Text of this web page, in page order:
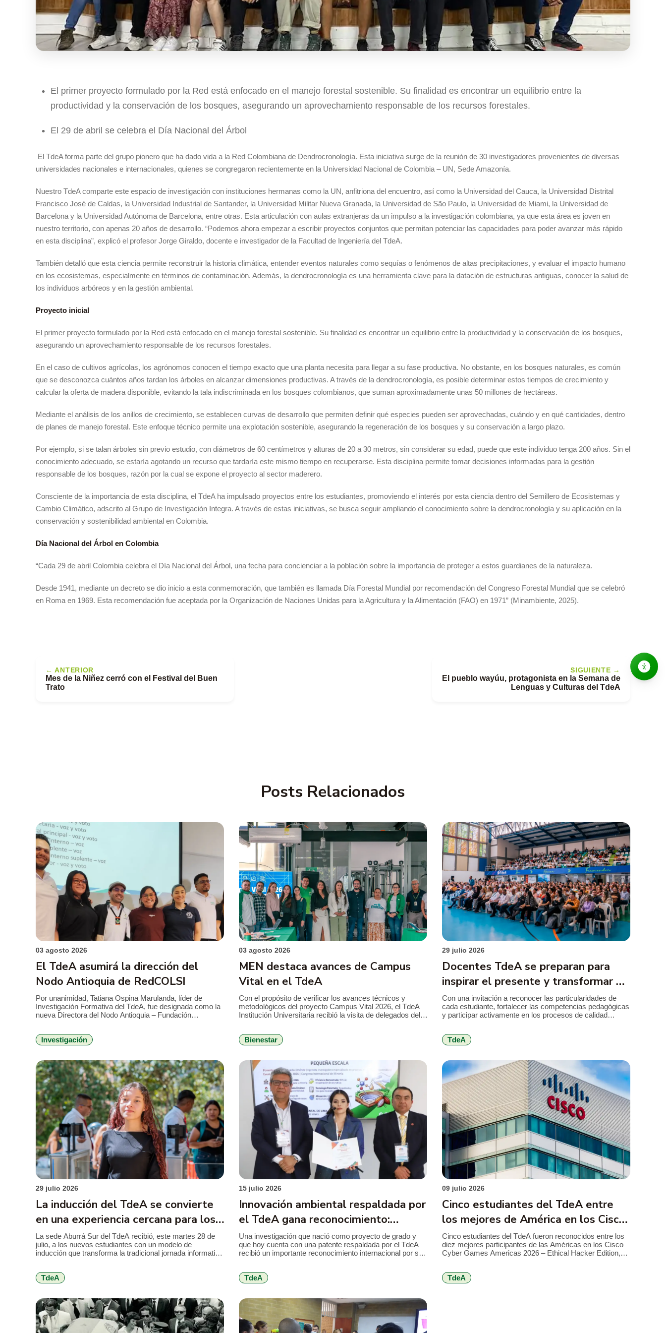
El primer proyecto formulado por la Red está enfocado en el manejo forestal sostenible. Su finalidad es encontrar un equilibrio entre la
productividad y la conservación de los bosques, asegurando un aprovechamiento responsable de los recursos forestales.
El 29 de abril se celebra el Día Nacional del Árbol
El TdeA forma parte del grupo pionero que ha dado vida a la Red Colombiana de Dendrocronología. Esta iniciativa surge de la reunión de 30 investigadores provenientes de diversas
universidades nacionales e internacionales, quienes se congregaron recientemente en la Universidad Nacional de Colombia – UN, Sede Amazonía.
Nuestro TdeA comparte este espacio de investigación con instituciones hermanas como la UN, anfitriona del encuentro, así como la Universidad del Cauca, la Universidad Distrital
Francisco José de Caldas, la Universidad Industrial de Santander, la Universidad Militar Nueva Granada, la Universidad de São Paulo, la Universidad de Miami, la Universidad de
Barcelona y la Universidad Autónoma de Barcelona, entre otras. Esta articulación con aulas extranjeras da un impulso a la investigación colombiana, ya que esta área es joven en
nuestro territorio, con apenas 20 años de desarrollo. “Podemos ahora empezar a escribir proyectos conjuntos que permitan potenciar las capacidades para poder avanzar más rápido
en esta disciplina”, explicó el profesor Jorge Giraldo, docente e investigador de la Facultad de Ingeniería del TdeA.
También detalló que esta ciencia permite reconstruir la historia climática, entender eventos naturales como sequías o fenómenos de altas precipitaciones, y evaluar el impacto humano
en los ecosistemas, especialmente en términos de contaminación. Además, la dendrocronología es una herramienta clave para la datación de estructuras antiguas, conocer la salud de
los individuos arbóreos y en la gestión ambiental.
Proyecto inicial
El primer proyecto formulado por la Red está enfocado en el manejo forestal sostenible. Su finalidad es encontrar un equilibrio entre la productividad y la conservación de los bosques,
asegurando un aprovechamiento responsable de los recursos forestales.
En el caso de cultivos agrícolas, los agrónomos conocen el tiempo exacto que una planta necesita para llegar a su fase productiva. No obstante, en los bosques naturales, es común
que se desconozca cuántos años tardan los árboles en alcanzar dimensiones productivas. A través de la dendrocronología, es posible determinar estos tiempos de crecimiento y
calcular la oferta de madera disponible, evitando la tala indiscriminada en los bosques colombianos, que suman aproximadamente unas 50 millones de hectáreas.
Mediante el análisis de los anillos de crecimiento, se establecen curvas de desarrollo que permiten definir qué especies pueden ser aprovechadas, cuándo y en qué cantidades, dentro
de planes de manejo forestal. Este enfoque técnico permite una explotación sostenible, asegurando la regeneración de los bosques y su conservación a largo plazo.
Por ejemplo, si se talan árboles sin previo estudio, con diámetros de 60 centímetros y alturas de 20 a 30 metros, sin considerar su edad, puede que este individuo tenga 200 años. Sin el
conocimiento adecuado, se estaría agotando un recurso que tardaría este mismo tiempo en recuperarse. Esta disciplina permite tomar decisiones informadas para la gestión
responsable de los bosques, razón por la cual se expone el proyecto al sector maderero.
Consciente de la importancia de esta disciplina, el TdeA ha impulsado proyectos entre los estudiantes, promoviendo el interés por esta ciencia dentro del Semillero de Ecosistemas y
Cambio Climático, adscrito al Grupo de Investigación Integra. A través de estas iniciativas, se busca seguir ampliando el conocimiento sobre la dendrocronología y su aplicación en la
conservación y sostenibilidad ambiental en Colombia.
Día Nacional del Árbol en Colombia
“Cada 29 de abril Colombia celebra el Día Nacional del Árbol, una fecha para concienciar a la población sobre la importancia de proteger a estos guardianes de la naturaleza.
Desde 1941, mediante un decreto se dio inicio a esta conmemoración, que también es llamada Día Forestal Mundial por recomendación del Congreso Forestal Mundial que se celebró
en Roma en 1969. Esta recomendación fue aceptada por la Organización de Naciones Unidas para la Agricultura y la Alimentación (FAO) en 1971” (Minambiente, 2025).
← ANTERIOR
Mes de la Niñez cerró con el Festival del Buen
Trato
SIGUIENTE →
El pueblo wayúu, protagonista en la Semana de
Lenguas y Culturas del TdeA
Posts Relacionados
03 agosto 2026
El TdeA asumirá la dirección del
Nodo Antioquia de RedCOLSI
Por unanimidad, Tatiana Ospina Marulanda, líder de
Investigación Formativa del TdeA, fue designada como la
nueva Directora del Nodo Antioquia – Fundación
primera vez que un profesional de la Institución
Investigación
03 agosto 2026
MEN destaca avances de Campus
Vital en el TdeA
Con el propósito de verificar los avances técnicos y
metodológicos del proyecto Campus Vital 2026, el TdeA
Institución Universitaria recibió la visita de delegados del
permanencia estudiantil y consolidar estrategias de
Bienestar
29 julio 2026
Docentes TdeA se preparan para
inspirar el presente y transformar el
futuro
Con una invitación a reconocer las particularidades de
cada estudiante, fortalecer las competencias pedagógicas
y participar activamente en los procesos de calidad
de 2026. El encuentro reunió a docentes nuevos y
TdeA
29 julio 2026
La inducción del TdeA se convierte
en una experiencia cercana para los
nuevos estudiantes
La sede Aburrá Sur del TdeA recibió, este martes 28 de
julio, a los nuevos estudiantes con un modelo de
inducción que transforma la tradicional jornada informativa
acercar a los jóvenes a los programas y beneficios que
TdeA
15 julio 2026
Innovación ambiental respaldada por
el TdeA gana reconocimiento:
alternativa al mercurio en la minería
Una investigación que nació como proyecto de grado y
que hoy cuenta con una patente respaldada por el TdeA
recibió un importante reconocimiento internacional por su
por un coagulante elaborado a partir de la cáscara de
TdeA
09 julio 2026
Cinco estudiantes del TdeA entre
los mejores de América en los Cisco
Cyber Games 2026
Cinco estudiantes del TdeA fueron reconocidos entre los
diez mejores participantes de las Américas en los Cisco
Cyber Games Americas 2026 – Ethical Hacker Edition,
torno a retos de ciberseguridad, hacking ético y resolución
TdeA